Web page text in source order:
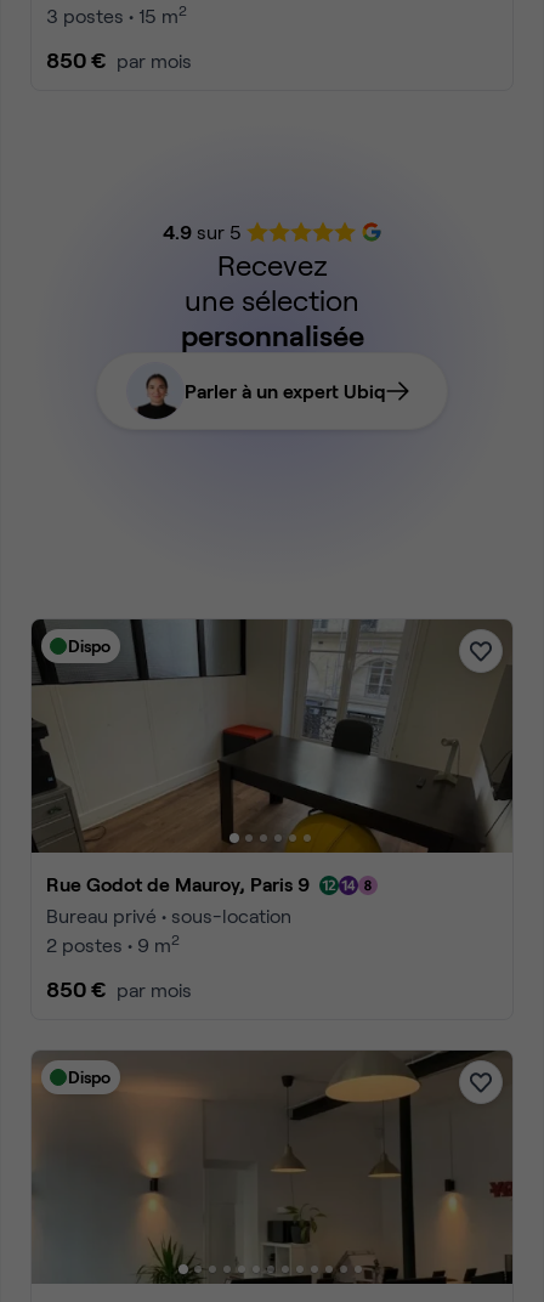
3 postes • 15 m2
850 € par mois
4.9sur 5
Recevez
une sélection
personnalisée
Parler à un expert Ubiq
Dispo
Rue Godot de Mauroy, Paris 9
Bureau privé • sous-location
2 postes • 9 m2
850 € par mois
Dispo